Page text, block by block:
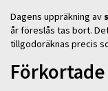
Dagens uppräkning av
år föreslås tas bort.
tillgodoräknas precis